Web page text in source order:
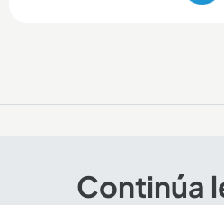
Continúa